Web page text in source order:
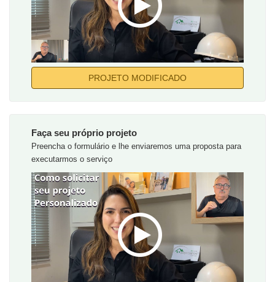
PROJETO MODIFICADO
Faça seu próprio projeto
Preencha o formulário e lhe enviaremos uma proposta para
executarmos o serviço